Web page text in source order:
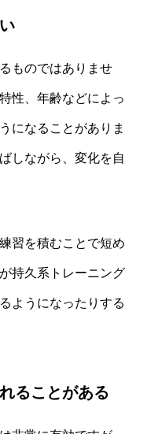
ものではありませ
性、年齢などによっ
になることがありま
しながら、変化を自
習を積むことで短め
持久系トレーニング
ようになったりする
ることがある